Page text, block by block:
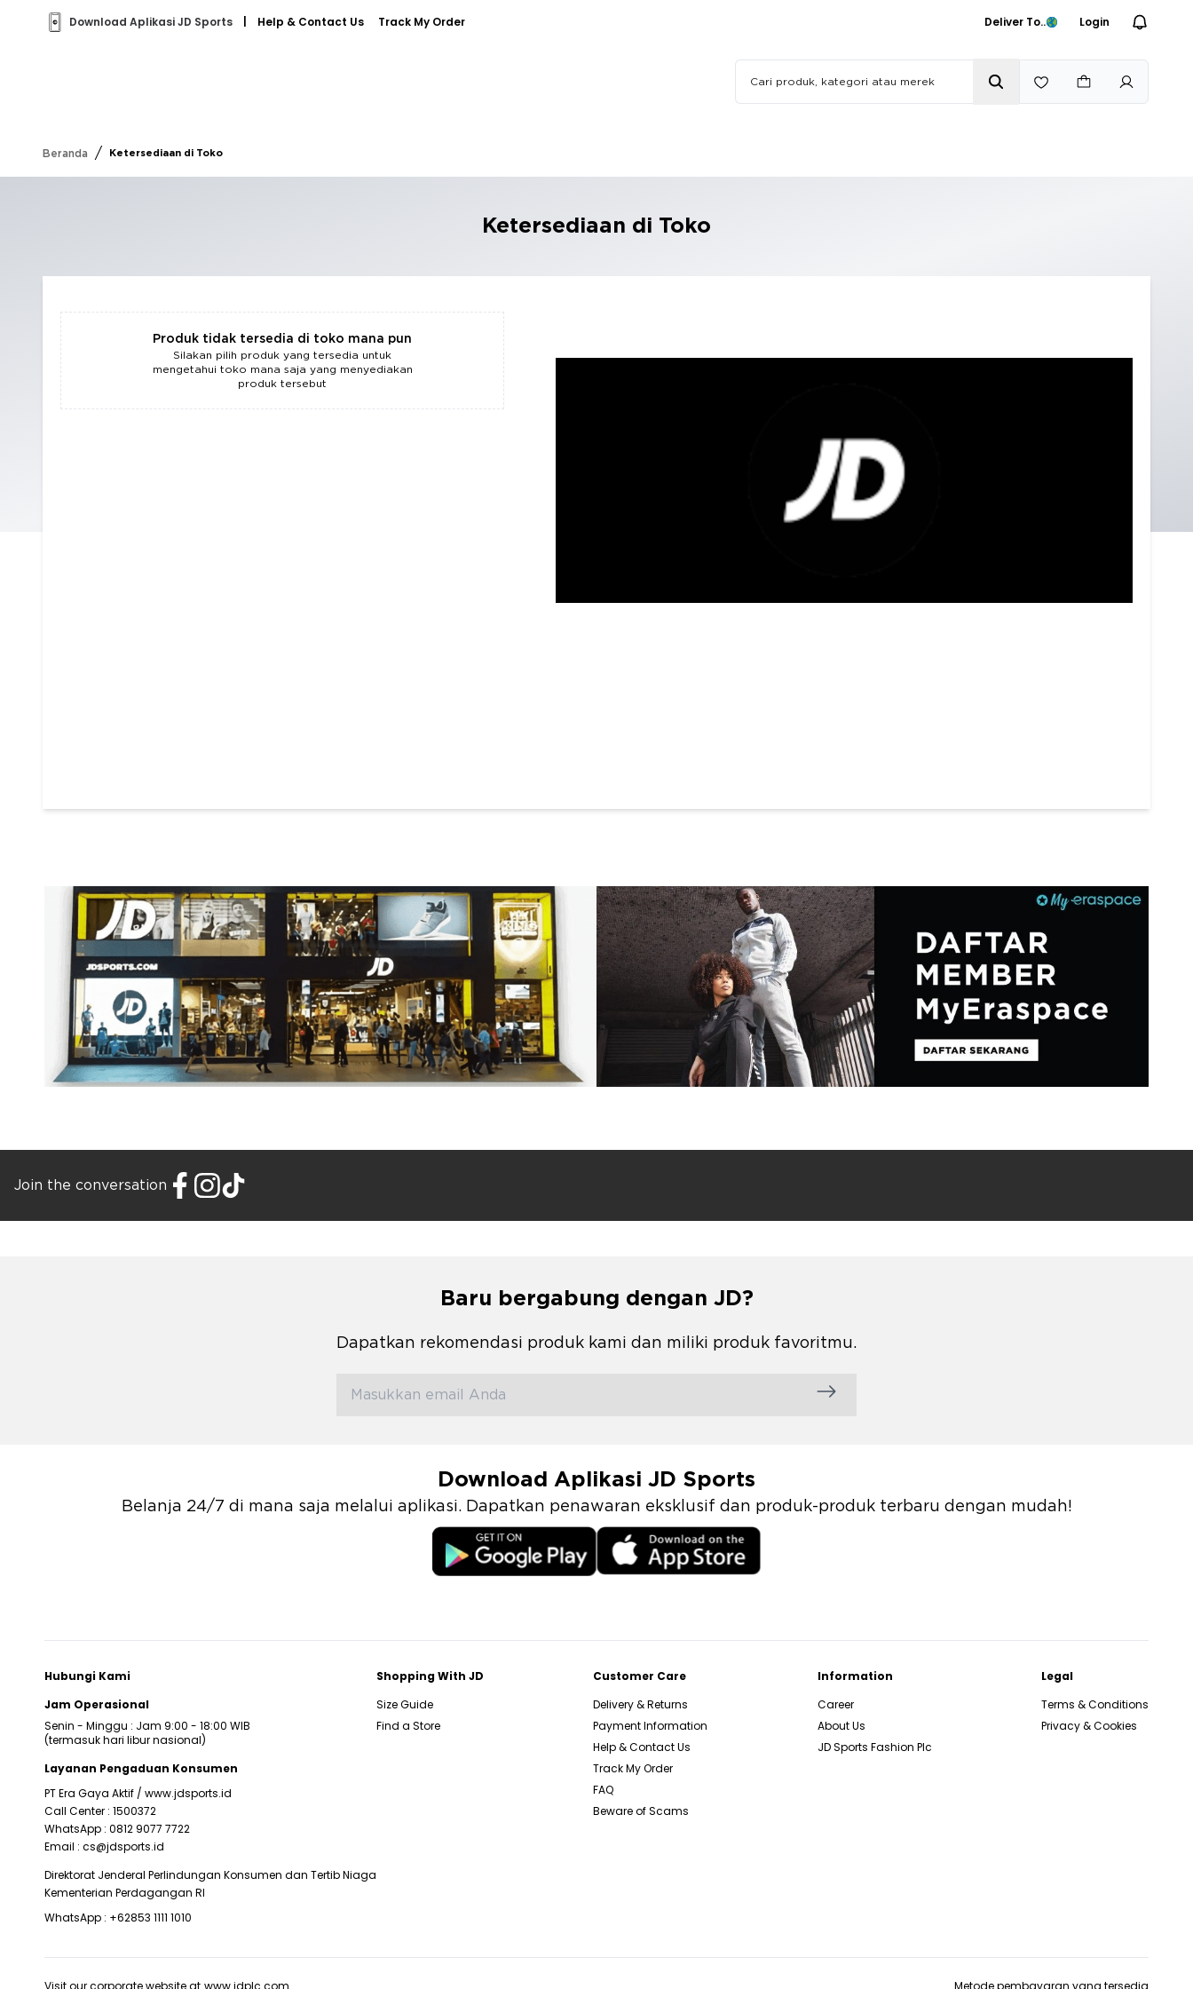
Download Aplikasi JD Sports Help & Contact Us Track My Order Deliver To.. Login
Beranda / Ketersediaan di Toko
Ketersediaan di Toko
Produk tidak tersedia di toko mana pun
Silakan pilih produk yang tersedia untuk
mengetahui toko mana saja yang menyediakan
produk tersebut
Join the conversation
Baru bergabung dengan JD?
Dapatkan rekomendasi produk kami dan miliki produk favoritmu.
Download Aplikasi JD Sports
Belanja 24/7 di mana saja melalui aplikasi. Dapatkan penawaran eksklusif dan produk-produk terbaru dengan mudah!
Hubungi Kami
Jam Operasional
Senin - Minggu : Jam 9:00 - 18:00 WIB
(termasuk hari libur nasional)
Layanan Pengaduan Konsumen
PT Era Gaya Aktif / www.jdsports.id
Call Center : 1500372
WhatsApp : 0812 9077 7722
Email : cs@jdsports.id
Direktorat Jenderal Perlindungan Konsumen dan Tertib Niaga
Kementerian Perdagangan RI
WhatsApp : +62853 1111 1010
Shopping With JD
Size Guide
Find a Store
Customer Care
Delivery & Returns
Payment Information
Help & Contact Us
Track My Order
FAQ
Beware of Scams
Information
Career
About Us
JD Sports Fashion Plc
Legal
Terms & Conditions
Privacy & Cookies
Visit our corporate website at www.jdplc.com Metode pembayaran yang tersedia